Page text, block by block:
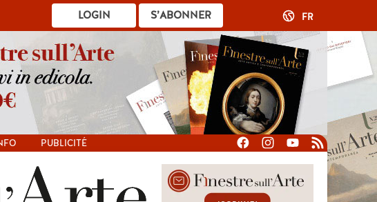
S’ABONNER
LOGIN FR
PUBLICITÉ